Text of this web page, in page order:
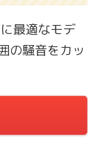
最適なモデ
の騒音をカッ